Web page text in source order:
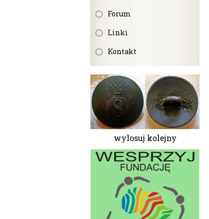
Forum
Linki
Kontakt
wylosuj kolejny